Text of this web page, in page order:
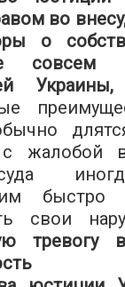
во
о
совсем
Украины,
жалобой
свои
тревогу